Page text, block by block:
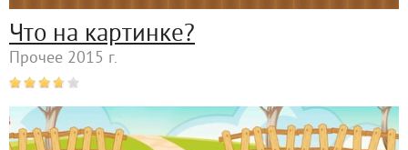
Что на картинке?
Прочее 2015 г.